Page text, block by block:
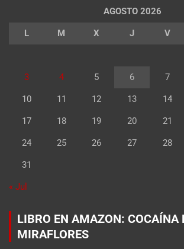
AGOSTO 2026
L M X J V
3 4 5 6 7
10 11 12 13 14
17 18 19 20 21
24 25 26 27 28
31
« Jul
LIBRO EN AMAZON: COCAÍNA
MIRAFLORES